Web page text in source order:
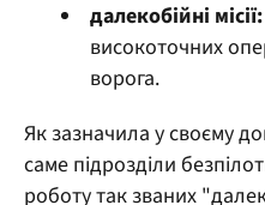
далекобійні місії:
високоточних
ворога.
Як зазначила у своєму
саме підрозділи
роботу так званих